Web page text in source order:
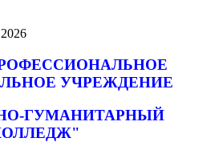
УЧРЕЖДЕНИЕ
ГУМАНИТАРНЫЙ